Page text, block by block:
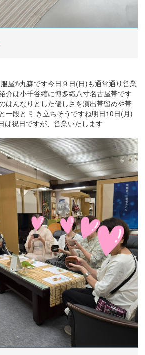
屋®丸森です今日９日(日)も通常通り営業
介は小千谷縮に博多織八寸名古屋帯です
はんなりとした優しさを演出帯留めや帯
一段と 引き立ちそうですね明日10日(月)
は祝日ですが、営業いたします